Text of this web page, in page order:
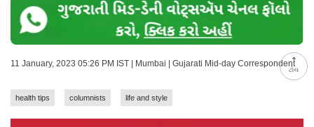
ટોચ
11 January, 2023 05:26 PM IST | Mumbai | Gujarati Mid-day Correspondent
health tips columnists life and style